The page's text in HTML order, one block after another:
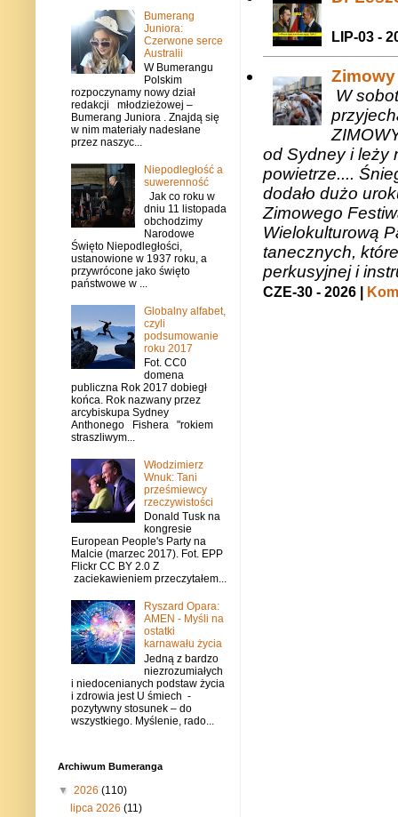
LIP-03 -
W
od Sydney i leży
powietrze....
dodało dużo
Zimowego
Wielokulturową
tanecznych,
perkusyjnej i
CZE-30 - 2026 |
Bumerang
Juniora:
Czerwone serce
Australii
W Bumerangu
Polskim
rozpoczynamy nowy dział
redakcji młodzieżowej –
Bumerang Juniora . Znajdą się
w nim materiały nadesłane
przez naszyc...
Niepodległość a
suwerenność
Jak co roku w
dniu 11 listopada
obchodzimy
Narodowe
Święto Niepodległości,
ustanowione w 1937 roku, a
przywrócone jako święto
państwowe w ...
Globalny alfabet,
czyli
podsumowanie
roku 2017
Fot. CC0
domena
publiczna Rok 2017 dobiegł
końca. Rok nazwany przez
arcybiskupa Sydney
Anthonego Fishera "rokiem
straszliwym...
Włodzimierz
Wnuk: Tani
prześmiewcy
rzeczywistości
Donald Tusk na
kongresie
European People's Party na
Malcie (marzec 2017). Fot. EPP
Flickr CC BY 2.0 Z
zaciekawieniem przeczytałem...
Ryszard Opara:
AMEN - Myśli na
ostatki
karnawału życia
Jedną z bardzo
niezrozumiałych
i niedocenianych podstaw życia
i zdrowia jest U śmiech -
pozytywny stosunek – do
wszystkiego. Myślenie, rado...
Archiwum Bumeranga
▼ 2026 (110)
lipca 2026(11)